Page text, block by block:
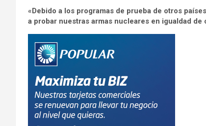
«Debido a los programas de prueba de otros
a probar nuestras armas nucleares en igualdad